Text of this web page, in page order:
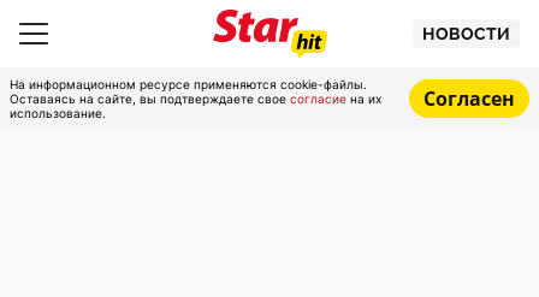
НОВОСТИ
На информационном ресурсе применяются cookie-файлы.
Оставаясь на сайте, вы подтверждаете свое согласие на их
использование.
Согласен